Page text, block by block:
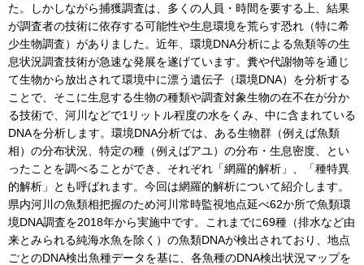
た。しかしながら捕獲調査は、多くの人員・時間を要する上、結果
が調査者の技術に依存する可能性や生息環境を荒らす恐れ（特に希
少生物調査）がありました。近年、環境DNA分析による魚類等の生
息状況調査技術が急速な発展を遂げています。糞や代謝物等を通じ
て生物から放出されて環境中に漂う遺伝子（環境DNA）を分析する
ことで、そこに生息する生物の種類や調査対象生物の在不在が分か
る技術で、河川などで1リットル程度の水をくみ、中に含まれている
DNAを分析します。環境DNA分析では、ある生物群（例えば魚類
相）の分布状況、特定の種（例えばアユ）の分布・生息密度、とい
ったことを調べることができ、それぞれ「網羅的解析」、「種特異
的解析」とも呼ばれます。今回は網羅的解析について紹介します。
県内河川の魚類相把握のため河川常時監視地点延べ62か所で魚類環
境DNA調査を2018年から実施中です。これまでに69種（排水など由
来とみられる純海水魚を除く）の魚類DNAが検出されており、地点
ごとのDNA検出魚種データを基に、各魚種のDNA検出状況マップを